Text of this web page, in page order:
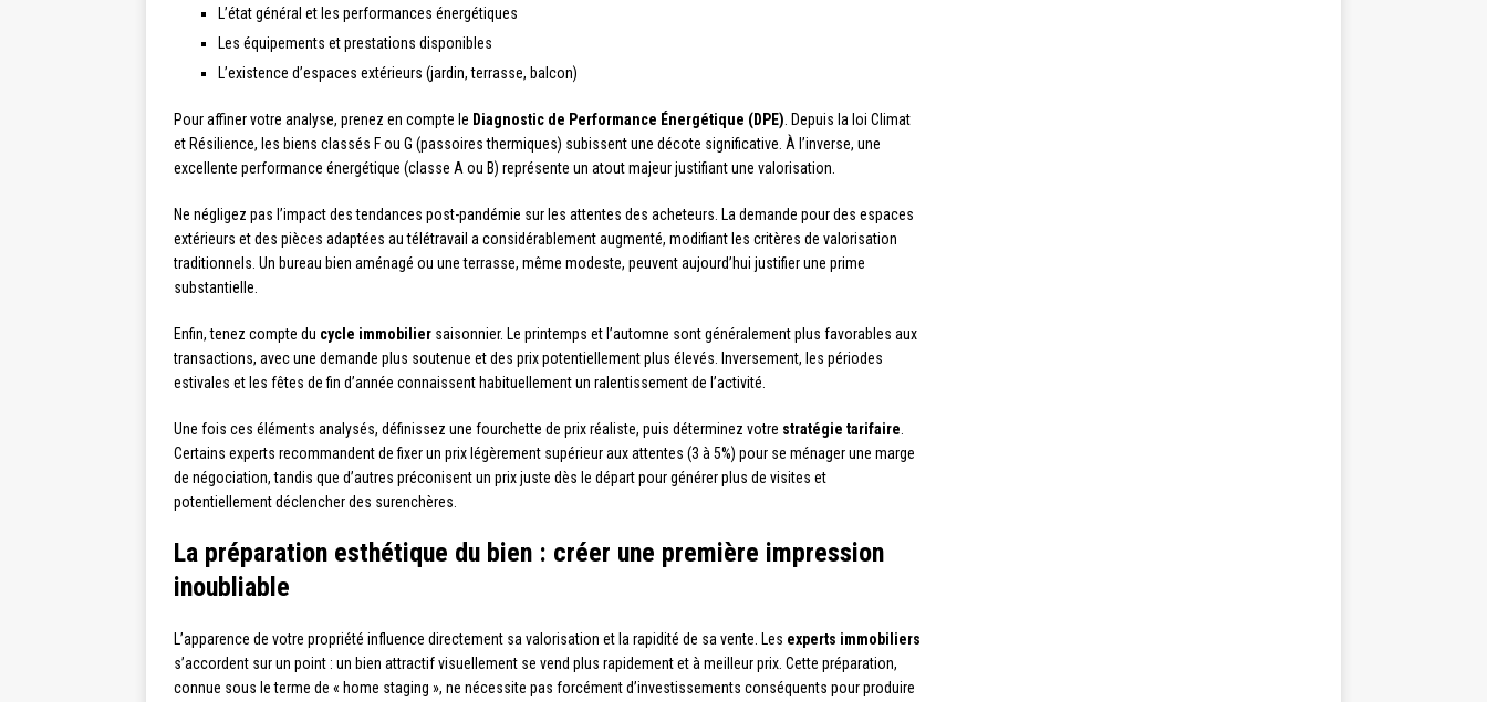
L’état général et les performances énergétiques
Les équipements et prestations disponibles
L’existence d’espaces extérieurs (jardin, terrasse, balcon)
Pour affiner votre analyse, prenez en compte le Diagnostic de Performance Énergétique (DPE) . Depuis la loi Climat
et Résilience, les biens classés F ou G (passoires thermiques) subissent une décote significative. À l’inverse, une
excellente performance énergétique (classe A ou B) représente un atout majeur justifiant une valorisation.
Ne négligez pas l’impact des tendances post-pandémie sur les attentes des acheteurs. La demande pour des espaces
extérieurs et des pièces adaptées au télétravail a considérablement augmenté, modifiant les critères de valorisation
traditionnels. Un bureau bien aménagé ou une terrasse, même modeste, peuvent aujourd’hui justifier une prime
substantielle.
Enfin, tenez compte du cycle immobilier saisonnier. Le printemps et l’automne sont généralement plus favorables aux
transactions, avec une demande plus soutenue et des prix potentiellement plus élevés. Inversement, les périodes
estivales et les fêtes de fin d’année connaissent habituellement un ralentissement de l’activité.
Une fois ces éléments analysés, définissez une fourchette de prix réaliste, puis déterminez votre stratégie tarifaire
Certains experts recommandent de fixer un prix légèrement supérieur aux attentes (3 à 5%) pour se ménager une marge
de négociation, tandis que d’autres préconisent un prix juste dès le départ pour générer plus de visites et
potentiellement déclencher des surenchères.
La préparation esthétique du bien : créer une première impression
inoubliable
L’apparence de votre propriété influence directement sa valorisation et la rapidité de sa vente. Les experts immobiliers
s’accordent sur un point : un bien attractif visuellement se vend plus rapidement et à meilleur prix. Cette préparation,
connue sous le terme de « home staging », ne nécessite pas forcément d’investissements conséquents pour produire